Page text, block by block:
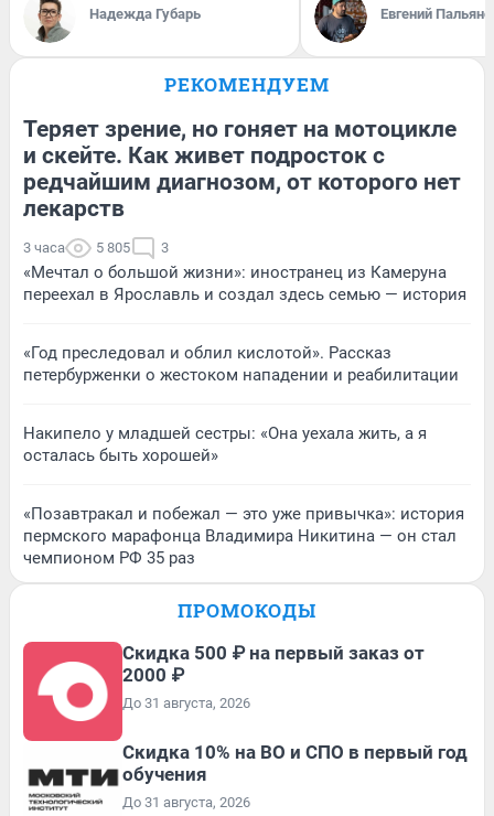
Надежда Губарь Евгений
РЕКОМЕНДУЕМ
Теряет зрение, но гоняет на мотоцикле
и скейте. Как живет подросток с
редчайшим диагнозом, от которого нет
лекарств
3 часа 5 805 3
«Мечтал о большой жизни»: иностранец из Камеруна
переехал в Ярославль и создал здесь семью — история
«Год преследовал и облил кислотой». Рассказ
петербурженки о жестоком нападении и реабилитации
Накипело у младшей сестры: «Она уехала жить, а я
осталась быть хорошей»
«Позавтракал и побежал — это уже привычка»: история
пермского марафонца Владимира Никитина — он стал
чемпионом РФ 35 раз
ПРОМОКОДЫ
Скидка 500 ₽ на первый заказ от
2000 ₽
До 31 августа, 2026
Скидка 10% на ВО и СПО в первый год
обучения
До 31 августа, 2026